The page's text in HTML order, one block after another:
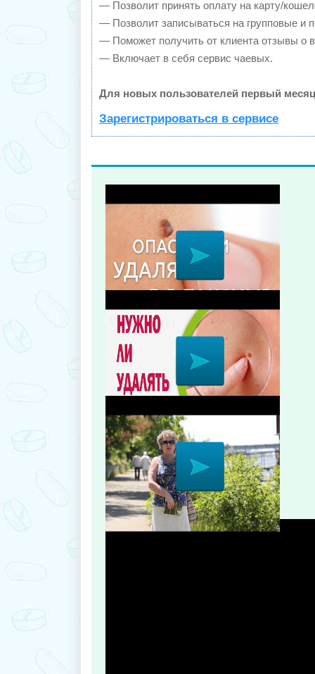
— Позволит принять оплату на карту/
— Позволит записываться на групповые и
— Поможет получить от клиента отзывы о
— Включает в себя сервис чаевых.
Для новых пользователей первый
Зарегистрироваться в сервисе